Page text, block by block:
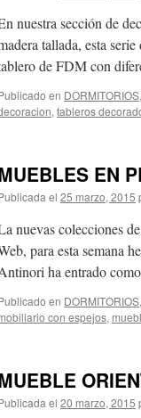
nuestra sección de
tallada, esta
de FDM con
en DORMITORIOS,
, tableros
EN
el 25 marzo, 2015
nuevas colecciones
para esta semana
ha entrado
en DORMITORIOS,
con espejos,
el 20 marzo, 2015